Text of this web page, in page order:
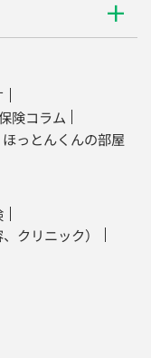
険コラム
ほっとんくんの部屋
クリニック）